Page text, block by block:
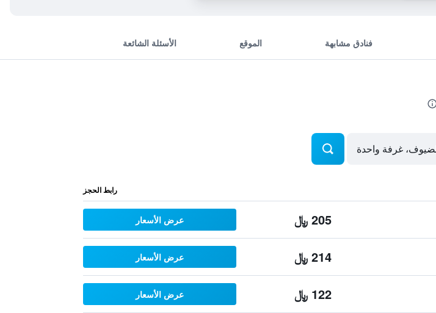
فنادق مشابهة الموقع الأسئلة الشائعة
رابط الحجز
205 ﷼ عرض الأسعار
214 ﷼ عرض الأسعار
122 ﷼ عرض الأسعار